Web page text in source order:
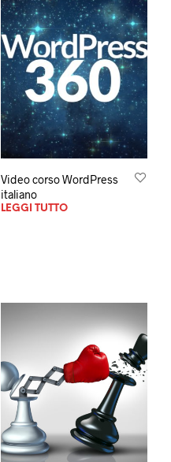
Video corso WordPress
italiano
LEGGI TUTTO